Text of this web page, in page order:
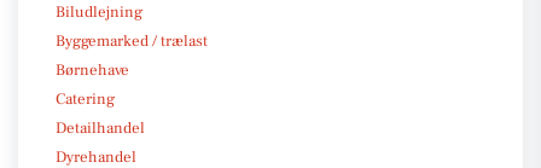
Biludlejning
Byggemarked / trælast
Børnehave
Catering
Detailhandel
Dyrehandel